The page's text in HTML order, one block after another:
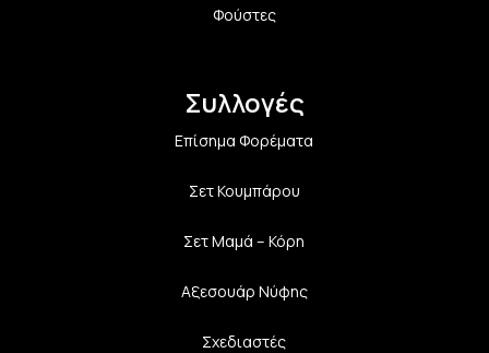
Φούστες
Συλλογές
Επίσημα Φορέματα
Σετ Κουμπάρου
Σετ Μαμά – Κόρη
Αξεσουάρ Νύφης
Σχεδιαστές